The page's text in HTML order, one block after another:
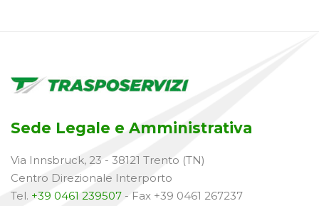
Sede Legale e Amministrativa
Via Innsbruck, 23 - 38121 Trento (TN)
Centro Direzionale Interporto
Tel. +39 0461 239507 - Fax +39 0461 267237